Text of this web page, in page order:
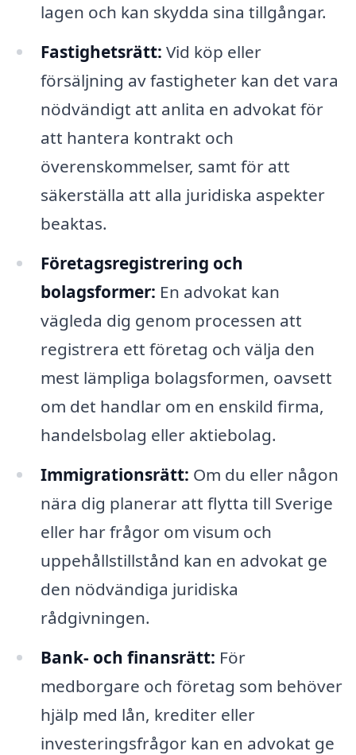
lagen och kan skydda sina tillgångar.
Fastighetsrätt: Vid köp eller
försäljning av fastigheter kan det vara
nödvändigt att anlita en advokat för
att hantera kontrakt och
överenskommelser, samt för att
säkerställa att alla juridiska aspekter
beaktas.
Företagsregistrering och
bolagsformer: En advokat kan
vägleda dig genom processen att
registrera ett företag och välja den
mest lämpliga bolagsformen, oavsett
om det handlar om en enskild firma,
handelsbolag eller aktiebolag.
Immigrationsrätt: Om du eller någon
nära dig planerar att flytta till Sverige
eller har frågor om visum och
uppehållstillstånd kan en advokat ge
den nödvändiga juridiska
rådgivningen.
Bank- och finansrätt: För
medborgare och företag som behöver
hjälp med lån, krediter eller
investeringsfrågor kan en advokat ge